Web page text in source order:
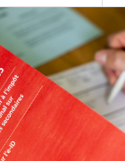
2026